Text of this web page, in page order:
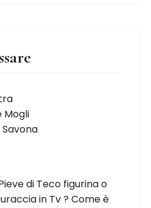
Mogli
di Teco figurina o
in Tv ? Come è